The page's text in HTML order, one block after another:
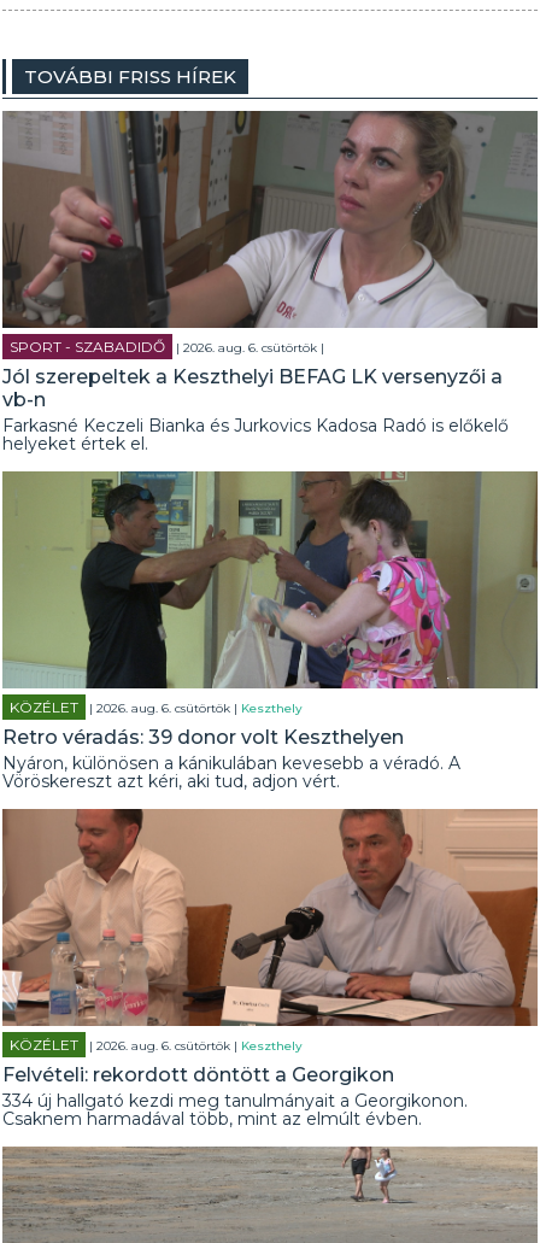
TOVÁBBI FRISS HÍREK
SPORT - SZABADIDŐ | 2026. aug. 6. csütörtök |
Jól szerepeltek a Keszthelyi BEFAG LK versenyzői a
vb-n
Farkasné Keczeli Bianka és Jurkovics Kadosa Radó is előkelő
helyeket értek el.
KÖZÉLET | 2026. aug. 6. csütörtök | Keszthely
Retro véradás: 39 donor volt Keszthelyen
Nyáron, különösen a kánikulában kevesebb a véradó. A
Vöröskereszt azt kéri, aki tud, adjon vért.
KÖZÉLET | 2026. aug. 6. csütörtök | Keszthely
Felvételi: rekordott döntött a Georgikon
334 új hallgató kezdi meg tanulmányait a Georgikonon.
Csaknem harmadával több, mint az elmúlt évben.